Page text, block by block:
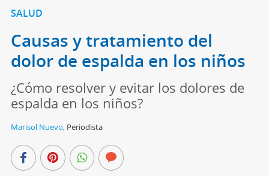
SALUD
Causas y tratamiento del
dolor de espalda en los niños
¿Cómo resolver y evitar los dolores de
espalda en los niños?
Marisol Nuevo, Periodista